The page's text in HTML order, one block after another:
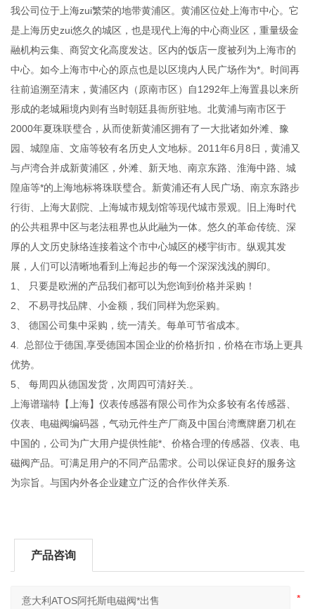
我公司位于上海zui繁荣的地带黄浦区。黄浦区位处上海市中心。它
是上海历史zui悠久的城区，也是现代上海的中心商业区，重量级金
融机构云集、商贸文化高度发达。区内的饭店一度被列为上海市的
中心。如今上海市中心的原点也是以区境内人民广场作为*。时间再
往前追溯至清末，黄浦区内（原南市区）自1292年上海置县以来所
形成的老城厢境内则有当时朝廷县衙所驻地。北黄浦与南市区于
2000年夏珠联璧合，从而使新黄浦区拥有了一大批诸如外滩、豫
园、城隍庙、文庙等较有名历史人文地标。2011年6月8日，黄浦又
与卢湾合并成新黄浦区，外滩、新天地、南京东路、淮海中路、城
隍庙等*的上海地标将珠联璧合。新黄浦还有人民广场、南京东路步
行街、上海大剧院、上海城市规划馆等现代城市景观。旧上海时代
的公共租界中区与老法租界也从此融为一体。悠久的革命传统、深
厚的人文历史脉络连接着这个市中心城区的楼宇街市。纵观其发
展，人们可以清晰地看到上海起步的每一个深深浅浅的脚印。
1、 只要是欧洲的产品我们都可以为您询到价格并采购！
2、 不易寻找品牌、小金额，我们同样为您采购。
3、 德国公司集中采购，统一清关。每单可节省成本。
4. 总部位于德国,享受德国本国企业的价格折扣，价格在市场上更具
优势。
5、 每周四从德国发货，次周四可清好关.。
上海谱瑞特【上海】仪表传感器有限公司作为众多较有名传感器、
仪表、电磁阀编码器，气动元件生产厂商及中国台湾鹰牌磨刀机在
中国的，公司为广大用户提供性能*、价格合理的传感器、仪表、电
磁阀产品。可满足用户的不同产品需求。公司以保证良好的服务这
为宗旨。与国内外各企业建立广泛的合作伙伴关系.
产品咨询